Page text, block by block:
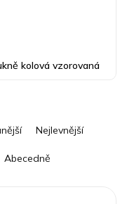
kolová vzorovaná
Nejlevnější
Abecedně